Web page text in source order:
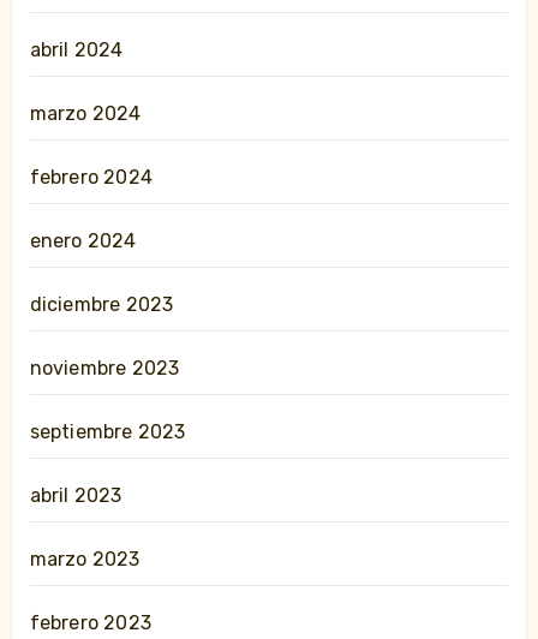
abril 2024
marzo 2024
febrero 2024
enero 2024
diciembre 2023
noviembre 2023
septiembre 2023
abril 2023
marzo 2023
febrero 2023